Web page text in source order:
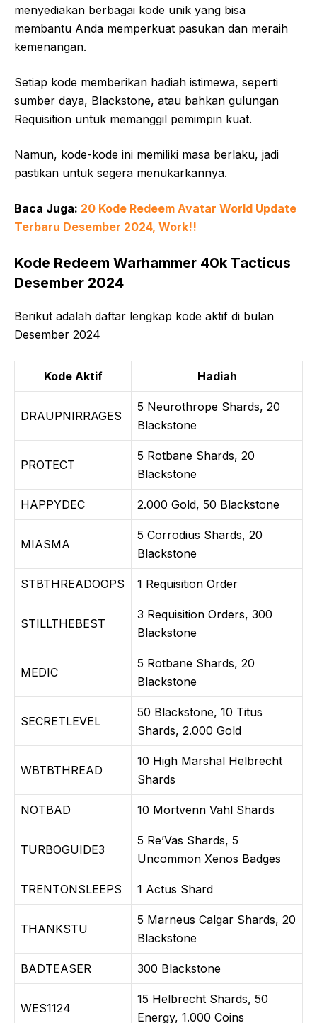
menyediakan berbagai kode unik yang bisa
membantu Anda memperkuat pasukan dan meraih
kemenangan.
Setiap kode memberikan hadiah istimewa, seperti
sumber daya, Blackstone, atau bahkan gulungan
Requisition untuk memanggil pemimpin kuat.
Namun, kode-kode ini memiliki masa berlaku, jadi
pastikan untuk segera menukarkannya.
Baca Juga: 20 Kode Redeem Avatar World Update
Terbaru Desember 2024, Work!!
Kode Redeem Warhammer 40k Tacticus
Desember 2024
Berikut adalah daftar lengkap kode aktif di bulan
Desember 2024
Kode Aktif Hadiah
DRAUPNIRRAGES
5 Neurothrope Shards, 20
Blackstone
PROTECT
5 Rotbane Shards, 20
Blackstone
HAPPYDEC 2.000 Gold, 50 Blackstone
MIASMA
5 Corrodius Shards, 20
Blackstone
STBTHREADOOPS 1 Requisition Order
STILLTHEBEST
3 Requisition Orders, 300
Blackstone
MEDIC
5 Rotbane Shards, 20
Blackstone
SECRETLEVEL
50 Blackstone, 10 Titus
Shards, 2.000 Gold
WBTBTHREAD
10 High Marshal Helbrecht
Shards
NOTBAD 10 Mortvenn Vahl Shards
TURBOGUIDE3
5 Re’Vas Shards, 5
Uncommon Xenos Badges
TRENTONSLEEPS 1 Actus Shard
THANKSTU
5 Marneus Calgar Shards, 20
Blackstone
BADTEASER 300 Blackstone
WES1124
15 Helbrecht Shards, 50
Energy, 1.000 Coins